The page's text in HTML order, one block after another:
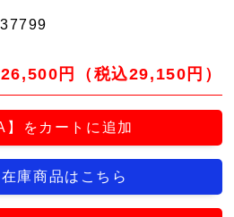
26,500円（税込29,150円）
】をカートに追加
庫商品はこちら